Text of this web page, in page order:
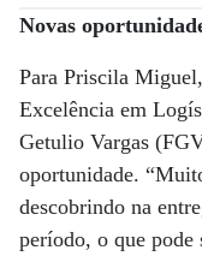
Novas
Para Priscila
Excelência em
Getulio Vargas
oportunidade.
descobrindo na
período, o que pode